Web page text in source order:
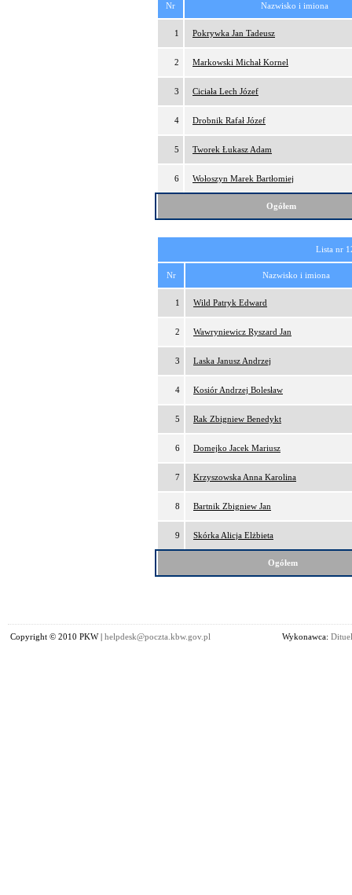
Nr Nazwisko i imiona
1 Pokrywka Jan Tadeusz
2 Markowski Michał Kornel
3 Ciciała Lech Józef
4 Drobnik Rafał Józef
5 Tworek Łukasz Adam
6 Wołoszyn Marek Bartłomiej
Ogółem
Lista nr
Nr Nazwisko i imiona
1 Wild Patryk Edward
2 Wawryniewicz Ryszard Jan
3 Laska Janusz Andrzej
4 Kosiór Andrzej Bolesław
5 Rak Zbigniew Benedykt
6 Domejko Jacek Mariusz
7 Krzyszowska Anna Karolina
8 Bartnik Zbigniew Jan
9 Skórka Alicja Elżbieta
Ogółem
Copyright © 2010 PKW | helpdesk@poczta.kbw.gov.pl Wykonawca: